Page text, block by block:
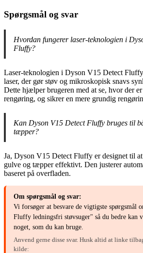
Spørgsmål og svar
Hvordan fungerer laser-teknologien i
Fluffy?
Laser-teknologien i Dyson V15 Detect
laser, der gør støv og mikroskopisk snavs
Dette hjælper brugeren med at se, hvor der
rengøring, og sikrer en mere grundig
Kan Dyson V15 Detect Fluffy bruges til
tæpper?
Ja, Dyson V15 Detect Fluffy er designet til at
gulve og tæpper effektivt. Den justerer
baseret på overfladen.
Om spørgsmål og svar:
Vi forsøger at besvare de vigtigste spørgsmål
Fluffy ledningsfri støvsuger" så du bedre kan
noget, som du kan bruge.
Anvend gerne disse svar. Husk altid at linke
kilde: